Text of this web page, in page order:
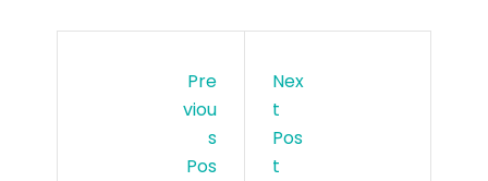
Pre
Viou
S
Pos
Nex
T
Pos
T